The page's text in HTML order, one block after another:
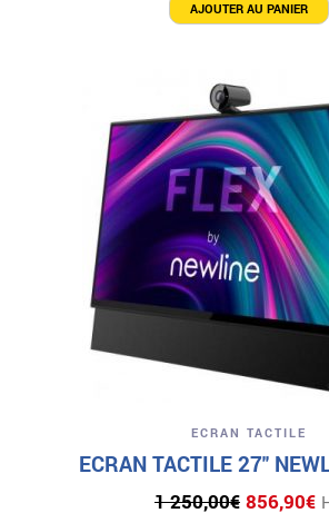
AJOUTER AU PANIER
ECRAN TACTILE
ECRAN TACTILE 27″
1 250,00€ Le
856,90€